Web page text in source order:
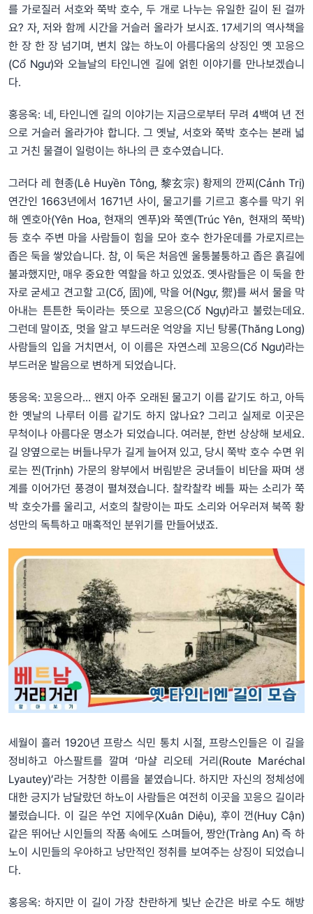
를 가로질러 서호와 쭉박 호수, 두 개로 나누는 유일한 길이 된 걸까
요? 자, 저와 함께 시간을 거슬러 올라가 보시죠. 17세기의 역사책을
한 장 한 장 넘기며, 변치 않는 하노이 아름다움의 상징인 옛 꼬응으
(Cổ Ngư)와 오늘날의 타인니엔 길에 얽힌 이야기를 만나보겠습니
다.
홍응옥: 네, 타인니엔 길의 이야기는 지금으로부터 무려 4백여 년 전
으로 거슬러 올라가야 합니다. 그 옛날, 서호와 쭉박 호수는 본래 넓
고 거친 물결이 일렁이는 하나의 큰 호수였습니다.
그러다 레 현종(Lê Huyền Tông, 黎玄宗) 황제의 깐찌(Cảnh Trị)
연간인 1663년에서 1671년 사이, 물고기를 기르고 홍수를 막기 위
해 옌호아(Yên Hoa, 현재의 옌푸)와 쭉옌(Trúc Yên, 현재의 쭉박)
등 호수 주변 마을 사람들이 힘을 모아 호수 한가운데를 가로지르는
좁은 둑을 쌓았습니다. 참, 이 둑은 처음엔 울퉁불퉁하고 좁은 흙길에
불과했지만, 매우 중요한 역할을 하고 있었죠. 옛사람들은 이 둑을 한
자로 굳세고 견고할 고(Cố, 固)에, 막을 어(Ngự, 禦)를 써서 물을 막
아내는 튼튼한 둑이라는 뜻으로 꼬응으(Cố Ngự)라고 불렀는데요.
그런데 말이죠, 멋을 알고 부드러운 억양을 지닌 탕롱(Thăng Long)
사람들의 입을 거치면서, 이 이름은 자연스레 꼬응으(Cổ Ngư)라는
부드러운 발음으로 변하게 되었습니다.
뚱응옥: 꼬응으라… 왠지 아주 오래된 물고기 이름 같기도 하고, 아득
한 옛날의 나루터 이름 같기도 하지 않나요? 그리고 실제로 이곳은
무척이나 아름다운 명소가 되었습니다. 여러분, 한번 상상해 보세요.
길 양옆으로는 버들나무가 길게 늘어져 있고, 당시 쭉박 호수 수면 위
로는 찐(Trịnh) 가문의 왕부에서 버림받은 궁녀들이 비단을 짜며 생
계를 이어가던 풍경이 펼쳐졌습니다. 찰칵찰칵 베틀 짜는 소리가 쭉
박 호숫가를 울리고, 서호의 찰랑이는 파도 소리와 어우러져 북쪽 황
성만의 독특하고 매혹적인 분위기를 만들어냈죠.
세월이 흘러 1920년 프랑스 식민 통치 시절, 프랑스인들은 이 길을
정비하고 아스팔트를 깔며 ‘마샬 리오테 거리(Route Maréchal
Lyautey)’라는 거창한 이름을 붙였습니다. 하지만 자신의 정체성에
대한 긍지가 남달랐던 하노이 사람들은 여전히 이곳을 꼬응으 길이라
불렀습니다. 이 길은 쑤언 지에우(Xuân Diệu), 후이 껀(Huy Cận)
같은 뛰어난 시인들의 작품 속에도 스며들어, 짱안(Tràng An) 즉 하
노이 시민들의 우아하고 낭만적인 정취를 보여주는 상징이 되었습니
다.
홍응옥: 하지만 이 길이 가장 찬란하게 빛난 순간은 바로 수도 해방